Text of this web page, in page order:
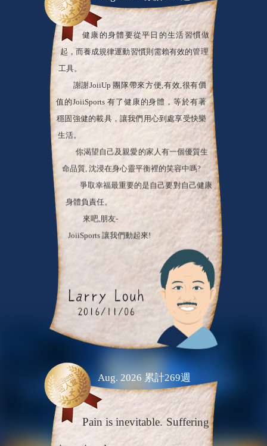
健康的身體要從平日的生活習慣做
起，而養成規律運動習慣則需賴有效的管理
謝謝JoiiUp 團隊帶來方便,有效,很有價
值的JoiiSports 有了健康的身體，等於有著
穩固強健的載具，讓我們用心到處享受快樂
你渴望自己及親愛的家人有一個優質生
爭取幸福最重要的是自己要對自己健康
Aug. 2026 累計269週
Pain is inevitable. Suffering
is optional.